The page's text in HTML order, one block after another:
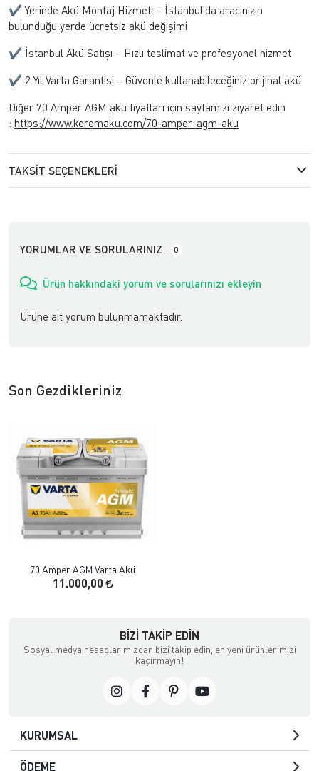
✔ Yerinde Akü Montaj Hizmeti – İstanbul'da aracınızın
bulunduğu yerde ücretsiz akü değişimi
✔ İstanbul Akü Satışı – Hızlı teslimat ve profesyonel hizmet
✔ 2 Yıl Varta Garantisi – Güvenle kullanabileceğiniz orijinal akü
Diğer 70 Amper AGM akü fiyatları için sayfamızı ziyaret edin
: https://www.keremaku.com/70-amper-agm-aku
TAKSIT SEÇENEKLERI
YORUMLAR VE SORULARINIZ 0
Ürün hakkındaki yorum ve sorularınızı ekleyin
Ürüne ait yorum bulunmamaktadır.
Son Gezdikleriniz
70 Amper AGM Varta Akü
11.000,00
BIZI TAKIP EDIN
Sosyal medya hesaplarımızdan bizi takip edin, en yeni ürünlerimizi
kaçırmayın!
KURUMSAL
ÖDEME